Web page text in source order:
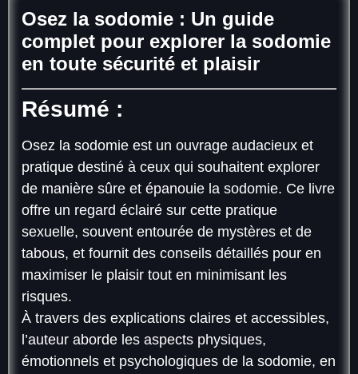
Osez la sodomie : Un guide
complet pour explorer la sodomie
en toute sécurité et plaisir
Résumé :
Osez la sodomie est un ouvrage audacieux et
pratique destiné à ceux qui souhaitent explorer
de manière sûre et épanouie la sodomie. Ce livre
offre un regard éclairé sur cette pratique
sexuelle, souvent entourée de mystères et de
tabous, et fournit des conseils détaillés pour en
maximiser le plaisir tout en minimisant les
risques.
À travers des explications claires et accessibles,
l’auteur aborde les aspects physiques,
émotionnels et psychologiques de la sodomie, en